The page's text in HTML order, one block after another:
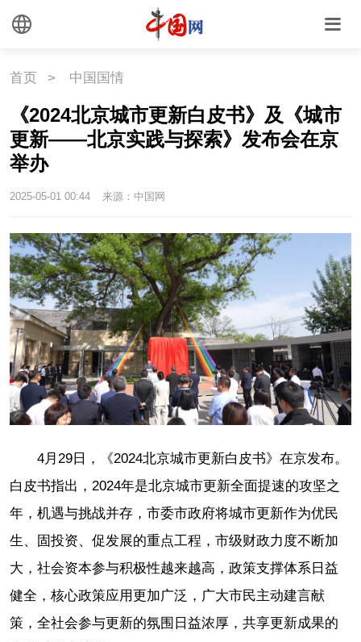
首页 > 中国国情
《2024北京城市更新白皮书》及《城市
更新——北京实践与探索》发布会在京
举办
2025-05-01 00:44 来源：中国网
4月29日，《2024北京城市更新白皮书》在京发布。
白皮书指出，2024年是北京城市更新全面提速的攻坚之
年，机遇与挑战并存，市委市政府将城市更新作为优民
生、固投资、促发展的重点工程，市级财政力度不断加
大，社会资本参与积极性越来越高，政策支撑体系日益
健全，核心政策应用更加广泛，广大市民主动建言献
策，全社会参与更新的氛围日益浓厚，共享更新成果的